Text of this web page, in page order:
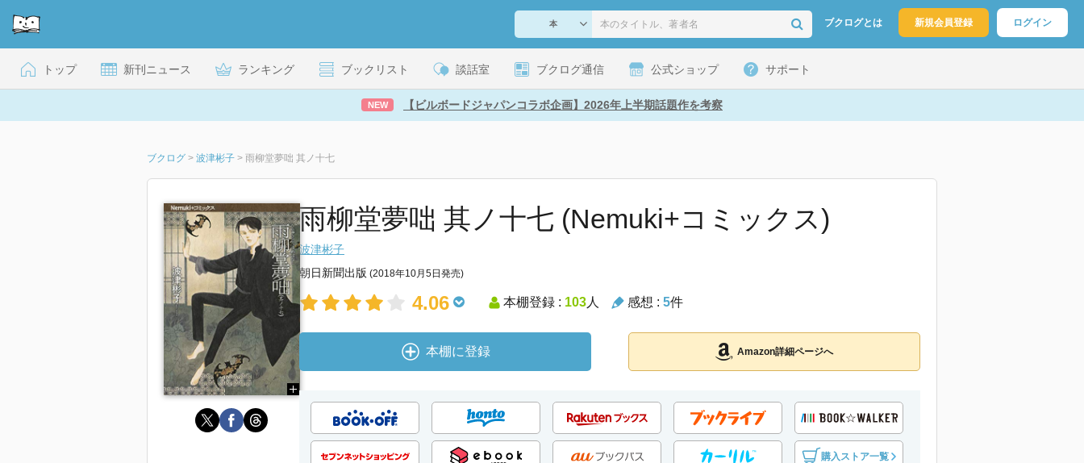
ブクログとは 新規会員登録 ログイン
トップ 新刊ニュース ランキング ブックリスト 談話室 ブクログ通信 公式ショップ サポート
NEW 【ビルボードジャパンコラボ企画】2026年上半期話題作を考察
ブクログ > 波津彬子 > 雨柳堂夢咄 其ノ十七
雨柳堂夢咄 其ノ十七 (Nemuki+コミックス)
波津彬子
朝日新聞出版 (2018年10月5日発売)
4.06 本棚登録 : 103人 感想 : 5件
本棚に登録 Amazon詳細ページへ
購入ストア一覧